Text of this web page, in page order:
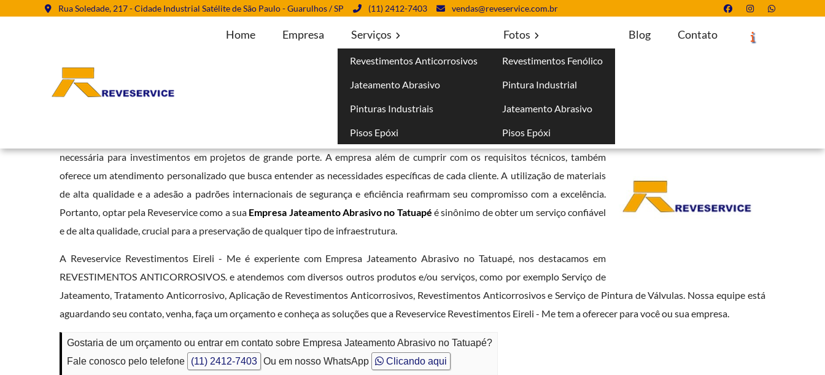
Rua Soledade, 217 - Cidade Industrial Satélite de São Paulo - Guarulhos / SP (11) 2412-7403 vendas@reveservice.com.br
Home Empresa Serviços
Revestimentos Anticorrosivos
Jateamento Abrasivo
Pinturas Industriais
Pisos Epóxi
Fotos
Revestimentos Fenólico
Pintura Industrial
Jateamento Abrasivo
Pisos Epóxi
Blog Contato
Empresa Jateamento Abrasivo no Tatuapé Solicite um Orçamento
A reputação da Reveservice em serviços de revestimentos anticorrosivos e pintura industrial garante a seus clientes a confiança
necessária para investimentos em projetos de grande porte. A empresa além de cumprir com os requisitos técnicos, também
oferece um atendimento personalizado que busca entender as necessidades específicas de cada cliente. A utilização de materiais
de alta qualidade e a adesão a padrões internacionais de segurança e eficiência reafirmam seu compromisso com a excelência.
Portanto, optar pela Reveservice como a sua Empresa Jateamento Abrasivo no Tatuapé é sinônimo de obter um serviço confiável
e de alta qualidade, crucial para a preservação de qualquer tipo de infraestrutura.
A Reveservice Revestimentos Eireli - Me é experiente com Empresa Jateamento Abrasivo no Tatuapé, nos destacamos em
REVESTIMENTOS ANTICORROSIVOS. e atendemos com diversos outros produtos e/ou serviços, como por exemplo Serviço de
Jateamento, Tratamento Anticorrosivo, Aplicação de Revestimentos Anticorrosivos, Revestimentos Anticorrosivos e Serviço de Pintura de Válvulas. Nossa equipe está
aguardando seu contato, venha, faça um orçamento e conheça as soluções que a Reveservice Revestimentos Eireli - Me tem a oferecer para você ou sua empresa.
Gostaria de um orçamento ou entrar em contato sobre Empresa Jateamento Abrasivo no Tatuapé?
Fale conosco pelo telefone
(11) 2412-7403 Ou em nosso WhatsApp Clicando aqui